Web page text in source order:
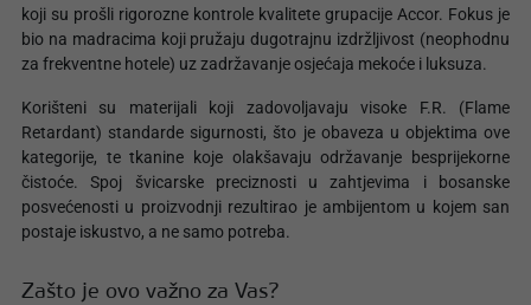
koji su prošli rigorozne kontrole kvalitete grupacije Accor. Fokus je
bio na madracima koji pružaju dugotrajnu izdržljivost (neophodnu
za frekventne hotele) uz zadržavanje osjećaja mekoće i luksuza.
Korišteni su materijali koji zadovoljavaju visoke F.R. (Flame
Retardant) standarde sigurnosti, što je obaveza u objektima ove
kategorije, te tkanine koje olakšavaju održavanje besprijekorne
čistoće. Spoj švicarske preciznosti u zahtjevima i bosanske
posvećenosti u proizvodnji rezultirao je ambijentom u kojem san
postaje iskustvo, a ne samo potreba.
Zašto je ovo važno za Vas?